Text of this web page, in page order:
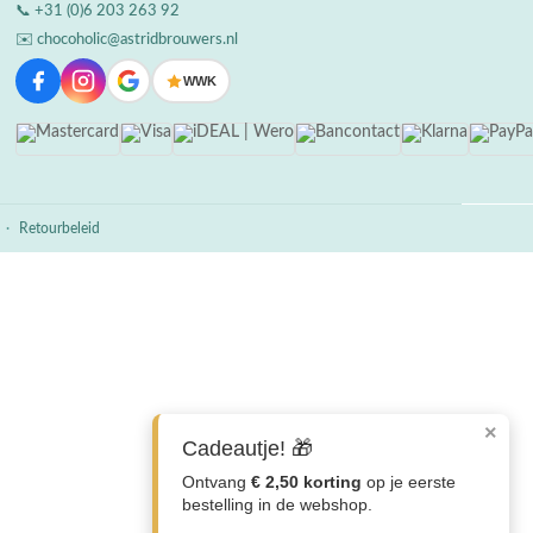
📞+31 (0)6 203 263 92
✉️chocoholic@astridbrouwers.nl
WWK
· Retourbeleid
×
Cadeautje! 🎁
Ontvang € 2,50 korting op je eerste
bestelling in de webshop.